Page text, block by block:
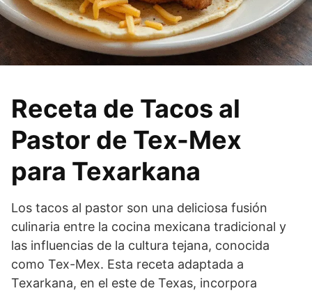
Receta de Tacos al
Pastor de Tex-Mex
para Texarkana
Los tacos al pastor son una deliciosa fusión
culinaria entre la cocina mexicana tradicional y
las influencias de la cultura tejana, conocida
como Tex-Mex. Esta receta adaptada a
Texarkana, en el este de Texas, incorpora